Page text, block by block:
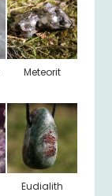
Meteorit
Eudialith